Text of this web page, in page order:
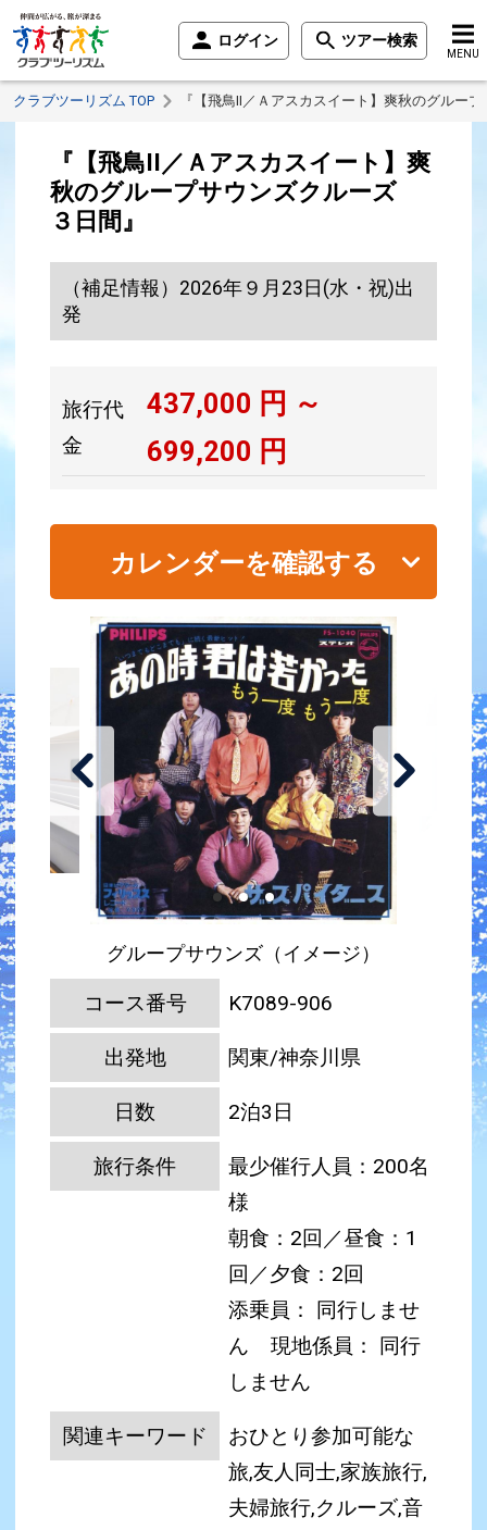
ログイン ツアー検索
MENU
クラブツーリズム TOP 『【飛鳥II／Ａアスカスイート】爽秋のグルー
『【飛鳥II／Ａアスカスイート】爽
秋のグループサウンズクルーズ
３日間』
（補足情報）2026年９月23日(水・祝)出
発
旅行代
金
437,000 円 ～
699,200 円
カレンダーを確認する
グループサウンズ（イメージ）
コース番号 K7089-906
出発地 関東/神奈川県
日数 2泊3日
旅行条件
最少催行人員：200名
様
朝食：2回／昼食：1
回／夕食：2回
添乗員： 同行しませ
ん
現地係員： 同行
しません
関連キーワード
おひとり参加可能な
旅,友人同士,家族旅行,
夫婦旅行,クルーズ,音